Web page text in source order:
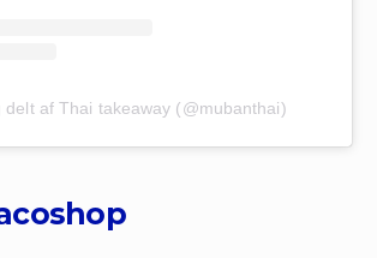
delt af Thai takeaway (@mubanthai)